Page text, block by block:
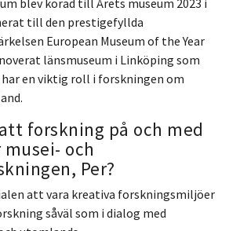
blev korad till Årets museum 2023 i
till den prestigefyllda
European Museum of the Year
länsmuseum i Linköping som
en viktig roll i forskningen om
forskning på och med
och
Per?
att vara kreativa forskningsmiljöer
såväl som i dialog med